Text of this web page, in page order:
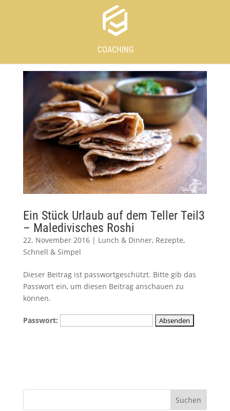
COACHING
Ein Stück Urlaub auf dem Teller Teil3
– Maledivisches Roshi
22. November 2016| Lunch & Dinner, Rezepte,
Schnell & Simpel
Dieser Beitrag ist passwortgeschützt. Bitte gib das
Passwort ein, um diesen Beitrag anschauen zu
können.
Passwort: